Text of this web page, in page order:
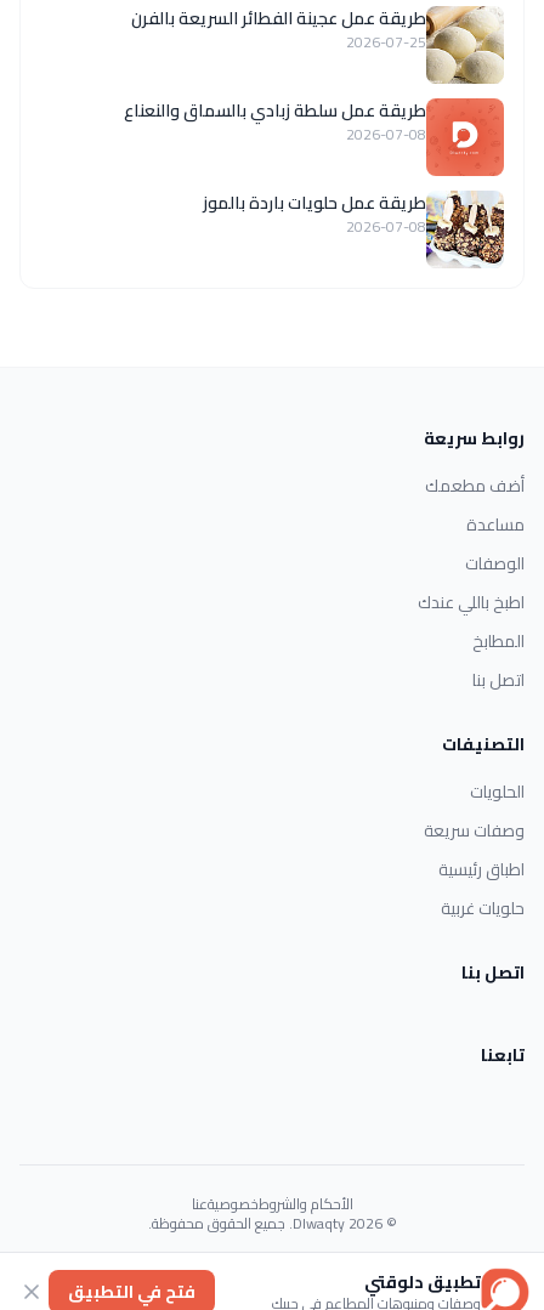
طريقة عمل عجينة الفطائر السريعة بالفرن
2026-07-25
طريقة عمل سلطة زبادي بالسماق والنعناع
2026-07-08
طريقة عمل حلويات باردة بالموز
2026-07-08
روابط سريعة
أضف مطعمك
مساعدة
الوصفات
اطبخ باللي عندك
المطابخ
اتصل بنا
التصنيفات
الحلويات
وصفات سريعة
اطباق رئيسية
حلويات غربية
اتصل بنا
تابعنا
الأحكام والشروطخصوصيةعنا
© 2026 Dlwaqty. جميع الحقوق محفوظة.
Powered byGAIT
تطبيق دلوقتي
وصفات ومنيوهات المطاعم في جيبك فتح في التطبيق